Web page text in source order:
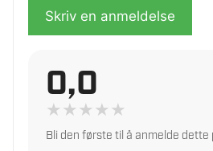
Hjelp med service,
Rask levering fra vårt lager
Les mer om trygg handel i norsk
Skriv en anmeldelse
0,0
★★★★★
Bli den første til å anmelde